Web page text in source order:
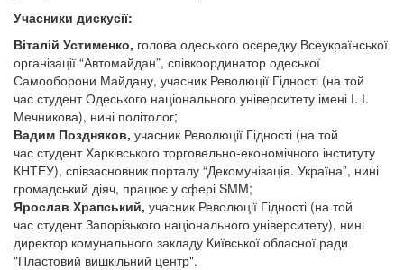
Учасники дискусії:
Віталій Устименко, голова одеського осередку Всеукраїнської
організації “Автомайдан”, співкоординатор одеської
Самооборони Майдану, учасник Революції Гідності (на той
час студент Одеського національного університету імені І. І.
Мечникова), нині політолог;
Вадим Поздняков, учасник Революції Гідності (на той
час студент Харківського торговельно-економічного інституту
КНТЕУ), співзасновник порталу “Декомунізація. Україна”, нині
громадський діяч, працює у сфері SMM;
Ярослав Храпський, учасник Революції Гідності (на той
час студент Запорізького національного університету), нині
директор комунального закладу Київської обласної ради
"Пластовий вишкільний центр".